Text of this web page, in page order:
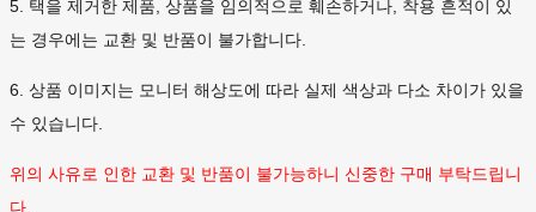
5. 택을 제거한 제품, 상품을 임의적으로 훼손하거나, 착용 흔적이 있
는 경우에는 교환 및 반품이 불가합니다.
6. 상품 이미지는 모니터 해상도에 따라 실제 색상과 다소 차이가 있을
수 있습니다.
위의 사유로 인한 교환 및 반품이 불가능하니 신중한 구매 부탁드립니
다.